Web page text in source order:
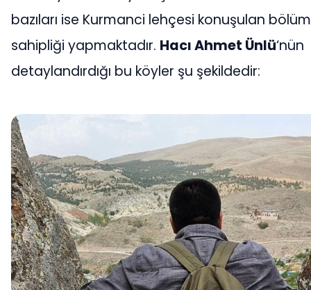
bazıları ise Kurmanci lehçesi konuşulan
sahipliği yapmaktadır. Hacı Ahmet Ünlü‘nün
detaylandırdığı bu köyler şu şekildedir: